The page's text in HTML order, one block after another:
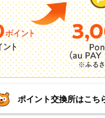
ポイント交換所はこち